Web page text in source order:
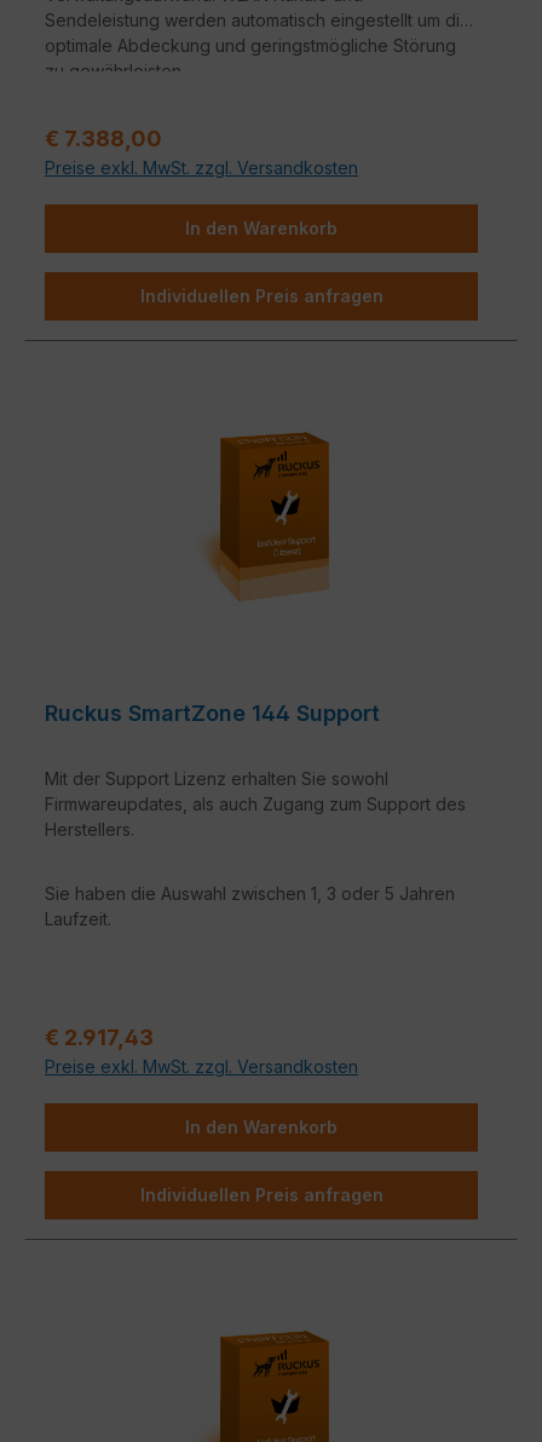
Sendeleistung werden automatisch eingestellt um die
optimale Abdeckung und geringstmögliche Störung
zu gewährleisten.
Verkaufspreis:
€ 7.388,00
Preise exkl. MwSt. zzgl. Versandkosten
In den Warenkorb
Individuellen Preis anfragen
Ruckus SmartZone 144 Support
Mit der Support Lizenz erhalten Sie sowohl
Firmwareupdates, als auch Zugang zum Support des
Herstellers.
Sie haben die Auswahl zwischen 1, 3 oder 5 Jahren
Laufzeit.
Verkaufspreis:
€ 2.917,43
Preise exkl. MwSt. zzgl. Versandkosten
In den Warenkorb
Individuellen Preis anfragen